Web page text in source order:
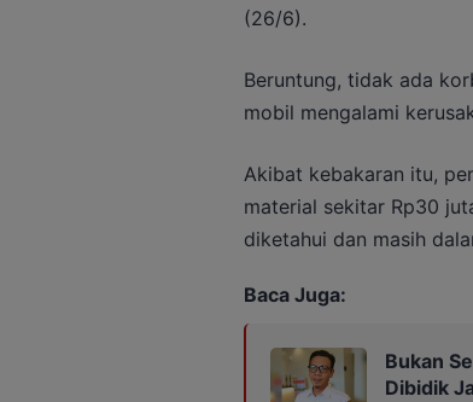
(26/6).
Beruntung, tidak ada
mobil mengalami
Akibat kebakaran itu,
material sekitar Rp30
diketahui dan masih
Baca Juga:
Bukan
Dibidik